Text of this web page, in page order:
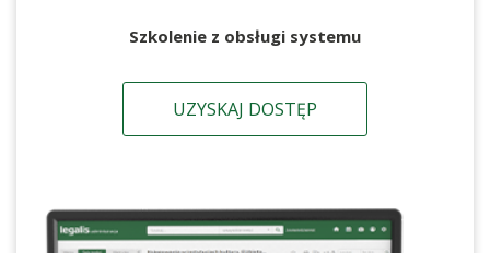
Szkolenie z obsługi systemu
UZYSKAJ DOSTĘP